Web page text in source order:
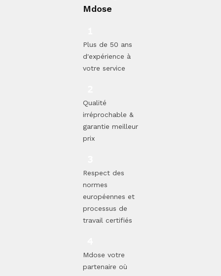
Mdose
Plus de 50 ans
d'expérience à
votre service
Qualité
irréprochable &
garantie meilleur
prix
Respect des
normes
européennes et
processus de
travail certifiés
Mdose votre
partenaire où